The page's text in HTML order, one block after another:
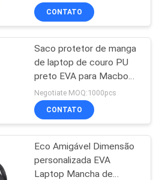
lavagem do
de tocador
23
de Água
CONTATO
Saco protetor de manga
de laptop de couro PU
preto EVA para Macbook
Air EVA
Negotiate MOQ:1000pcs
CONTATO
Eco Amigável Dimensão
personalizada EVA
Laptop Mancha de